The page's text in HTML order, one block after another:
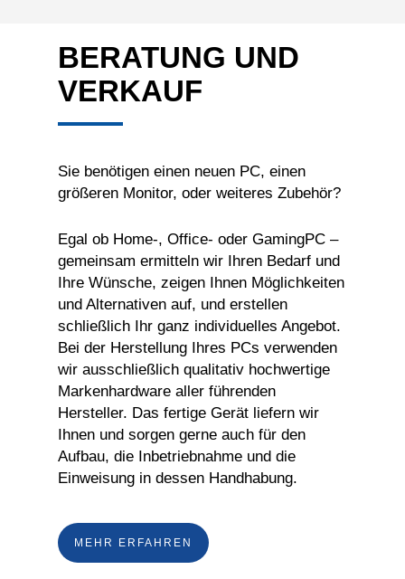
BERATUNG UND
VERKAUF
Sie benötigen einen neuen PC, einen
größeren Monitor, oder weiteres Zubehör?
Egal ob Home-, Office- oder GamingPC –
gemeinsam ermitteln wir Ihren Bedarf und
Ihre Wünsche, zeigen Ihnen Möglichkeiten
und Alternativen auf, und erstellen
schließlich Ihr ganz individuelles Angebot.
Bei der Herstellung Ihres PCs verwenden
wir ausschließlich qualitativ hochwertige
Markenhardware aller führenden
Hersteller. Das fertige Gerät liefern wir
Ihnen und sorgen gerne auch für den
Aufbau, die Inbetriebnahme und die
Einweisung in dessen Handhabung.
MEHR ERFAHREN